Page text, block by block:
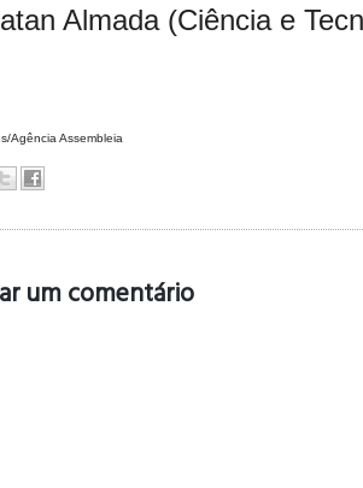
Almada (Ciência e
Agência Assembleia
um comentário